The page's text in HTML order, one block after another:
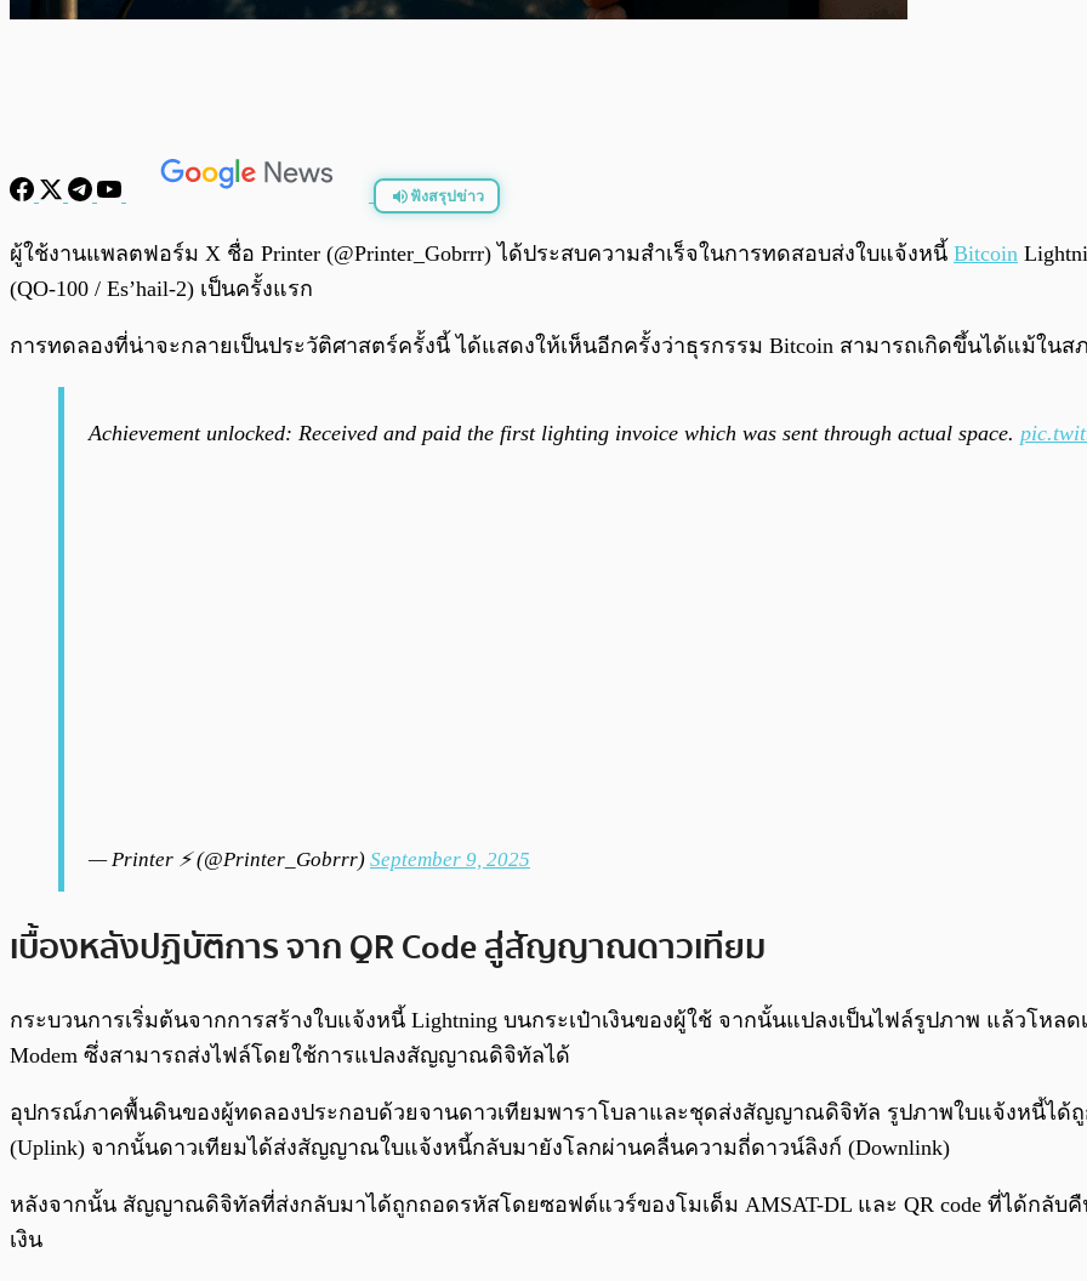
ฟังสรุปข่าว
พร้อมเล่น
ผู้ใช้งานแพลตฟอร์ม X ชื่อ Printer (@Printer_Gobrrr) ได้ประสบความสำเร็จในการทดสอบส่งใบแจ้งหนี้ Bitcoin
(QO-100 / Es’hail-2) เป็นครั้งแรก
การทดลองที่น่าจะกลายเป็นประวัติศาสตร์ครั้งนี้ ได้แสดงให้เห็นอีกครั้งว่าธุรกรรม Bitcoin สามารถเกิดขึ้นได้แม้ในส
Achievement unlocked: Received and paid the first lighting invoice which was sent through actual space.
— Printer ⚡ (@Printer_Gobrrr) September 9, 2025
เบื้องหลังปฏิบัติการ จาก QR Code สู่สัญญาณดาวเทียม
กระบวนการเริ่มต้นจากการสร้างใบแจ้งหนี้ Lightning บนกระเป๋าเงินของผู้ใช้ จากนั้นแปลงเป็นไฟล์รูปภาพ แล้วโหลด
Modem ซึ่งสามารถส่งไฟล์โดยใช้การแปลงสัญญาณดิจิทัลได้
อุปกรณ์ภาคพื้นดินของผู้ทดลองประกอบด้วยจานดาวเทียมพาราโบลาและชุดส่งสัญญาณดิจิทัล รูปภาพใบแจ้งหนี้ได้
(Uplink) จากนั้นดาวเทียมได้ส่งสัญญาณใบแจ้งหนี้กลับมายังโลกผ่านคลื่นความถี่ดาวน์ลิงก์ (Downlink)
หลังจากนั้น สัญญาณดิจิทัลที่ส่งกลับมาได้ถูกถอดรหัสโดยซอฟต์แวร์ของโมเด็ม AMSAT-DL และ QR code ที่ได้กลับคื
เงิน